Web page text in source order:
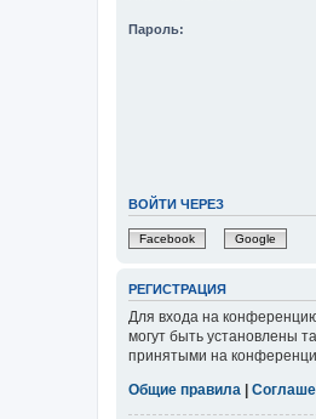
Пароль:
ВОЙТИ ЧЕРЕЗ
Facebook Google
РЕГИСТРАЦИЯ
Для входа на
могут быть установлены
принятыми на
Общие правила